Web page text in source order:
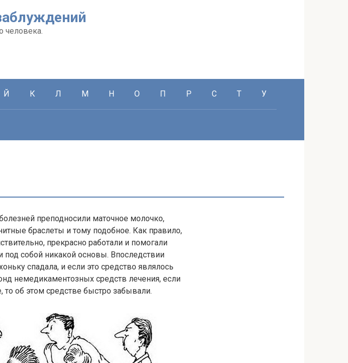
человека.
Й К Л М Н О П Р С Т У
преподносили маточное молочко,
браслеты и тому подобное. Как правило,
прекрасно работали и помогали
собой никакой основы. Впоследствии
спадала, и если это средство являлось
немедикаментозных средств лечения, если
об этом средстве быстро забывали.